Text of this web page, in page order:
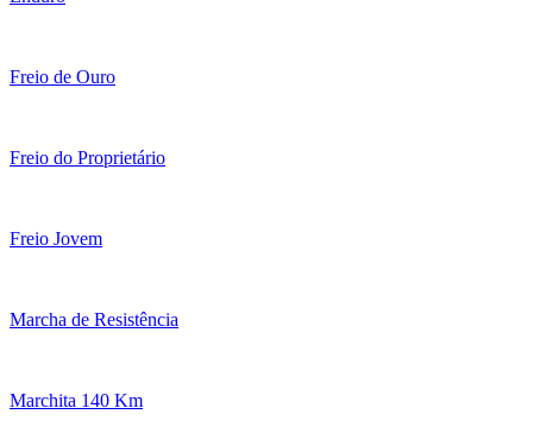
Freio de Ouro
Freio do Proprietário
Freio Jovem
Marcha de Resistência
Marchita 140 Km